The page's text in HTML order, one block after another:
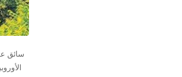
سائق